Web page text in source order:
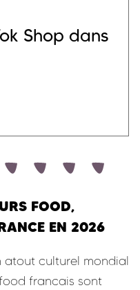
Shop dans
FOOD,
EN 2026
atout culturel mondial
francais sont